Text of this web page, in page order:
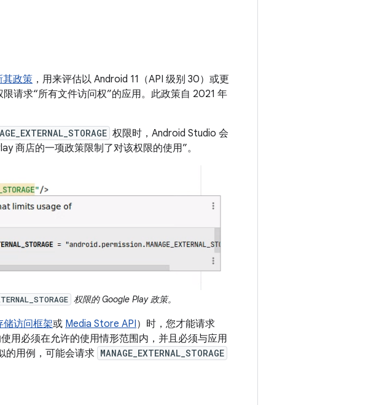
其政策 ，用来评估以 Android 11（API 级别 30）或更
限请求“所有文件访问权”的应用。此政策自 2021 年
权限时，Android Studio 会
商店的一项政策限制了对该权限的使用”。
权限的 Google Play 政策。
储访问框架或 Media Store API）时，您才能请求
用必须在允许的使用情形范围内，并且必须与应用
的用例，可能会请求 MANAGE_EXTERNAL_STORAGE